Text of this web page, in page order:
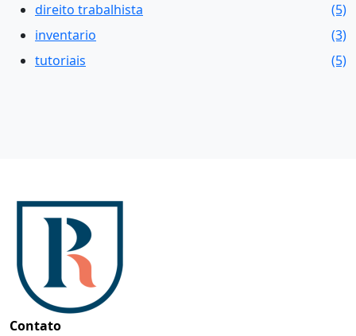
direito trabalhista
(5)
inventario
(3)
tutoriais
(5)
Contato